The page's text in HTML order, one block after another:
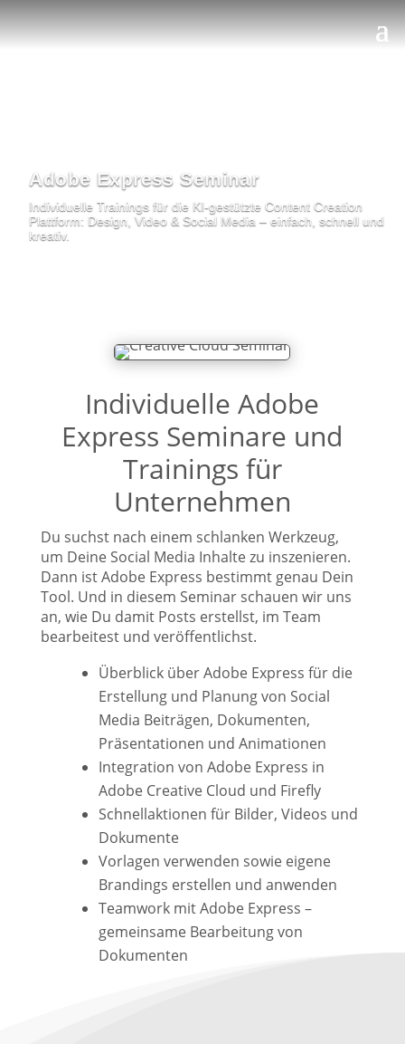
Adobe Express Seminar
Individuelle Trainings für die KI-gestützte Content Creation
Plattform: Design, Video & Social Media – einfach, schnell und
kreativ.
Individuelle Adobe
Express Seminare und
Trainings für
Unternehmen
Du suchst nach einem schlanken Werkzeug,
um Deine Social Media Inhalte zu inszenieren.
Dann ist Adobe Express bestimmt genau Dein
Tool. Und in diesem Seminar schauen wir uns
an, wie Du damit Posts erstellst, im Team
bearbeitest und veröffentlichst.
Überblick über Adobe Express für die
Erstellung und Planung von Social
Media Beiträgen, Dokumenten,
Präsentationen und Animationen
Integration von Adobe Express in
Adobe Creative Cloud und Firefly
Schnellaktionen für Bilder, Videos und
Dokumente
Vorlagen verwenden sowie eigene
Brandings erstellen und anwenden
Teamwork mit Adobe Express –
gemeinsame Bearbeitung von
Dokumenten